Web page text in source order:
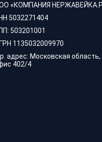
«КОМПАНИЯ
5032271404
503201001
1135032009970
адрес: Московская
402/4